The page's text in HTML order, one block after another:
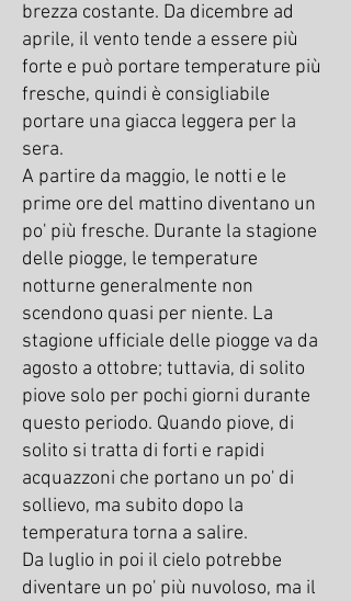
brezza costante. Da dicembre ad
aprile, il vento tende a essere più
forte e può portare temperature più
fresche, quindi è consigliabile
portare una giacca leggera per la
sera.
A partire da maggio, le notti e le
prime ore del mattino diventano un
po' più fresche. Durante la stagione
delle piogge, le temperature
notturne generalmente non
scendono quasi per niente. La
stagione ufficiale delle piogge va da
agosto a ottobre; tuttavia, di solito
piove solo per pochi giorni durante
questo periodo. Quando piove, di
solito si tratta di forti e rapidi
acquazzoni che portano un po' di
sollievo, ma subito dopo la
temperatura torna a salire.
Da luglio in poi il cielo potrebbe
diventare un po' più nuvoloso, ma il